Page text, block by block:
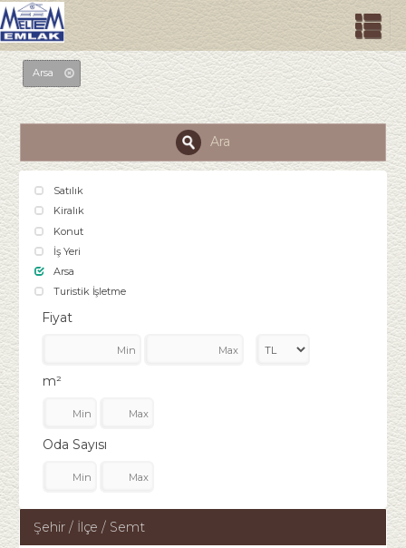
Arsa
Ara
Satılık
Kiralık
Konut
İş Yeri
Arsa
Turistik İşletme
Fiyat
m²
Oda Sayısı
Şehir / İlçe / Semt